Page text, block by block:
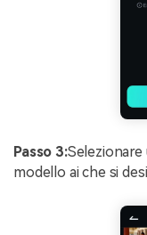
Passo 3:Selezionare
modello ai che si